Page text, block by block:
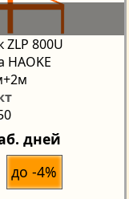
800U
HAOKE
дней
до -4%